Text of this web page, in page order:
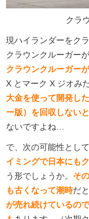
クラ
現ハイランダーをク
クラウンクルーガー
クラウンクルーガー
X とマーク X ジオみ
大金を使って開発し
ー版）を回収しない
ないですよね…
で、次の可能性とし
イミングで日本にも
う形でしょうか。 そ
も古くなって潮時だ
が売れ続けているの